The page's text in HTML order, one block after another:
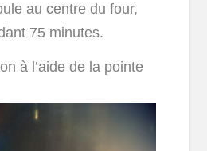
au centre du four,
75 minutes.
à l’aide de la pointe